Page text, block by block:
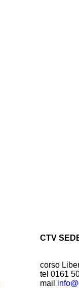
CTV
corso
tel 0161
mail